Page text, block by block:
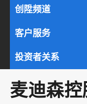
创陞频道
客户服务
投资者关系
麦迪森